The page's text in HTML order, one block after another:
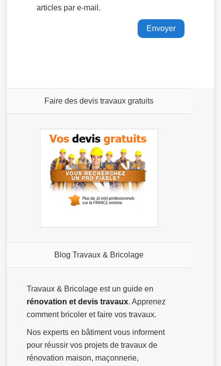
articles par e-mail.
Faire des devis travaux gratuits
Blog Travaux & Bricolage
Travaux & Bricolage est un guide en
rénovation et devis travaux. Apprenez
comment bricoler et faire vos travaux.
Nos experts en bâtiment vous informent
pour réussir vos projets de travaux de
rénovation maison, maçonnerie,